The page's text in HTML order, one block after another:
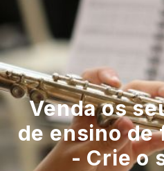
Venda os
de ensino de
- Crie o